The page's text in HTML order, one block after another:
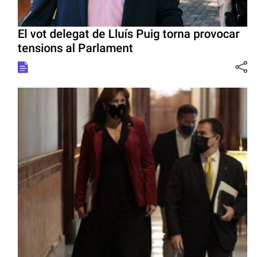
El vot delegat de Lluís Puig torna provocar
tensions al Parlament